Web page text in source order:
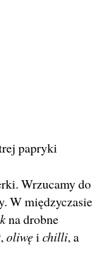
papryki
Wrzucamy do
W międzyczasie
na drobne
, oliwęi chilli, a